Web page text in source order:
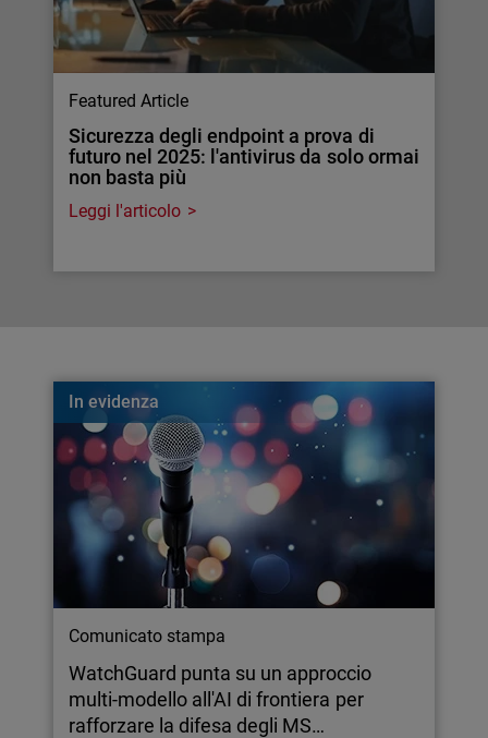
Featured Article
Sicurezza degli endpoint a prova di
futuro nel 2025: l'antivirus da solo ormai
non basta più
Leggi l'articolo
In evidenza
Comunicato stampa
WatchGuard punta su un approccio
multi-modello all'AI di frontiera per
rafforzare la difesa degli MS…